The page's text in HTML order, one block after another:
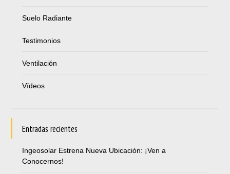
Suelo Radiante
Testimonios
Ventilación
Vídeos
Entradas recientes
Ingeosolar Estrena Nueva Ubicación: ¡Ven a
Conocernos!